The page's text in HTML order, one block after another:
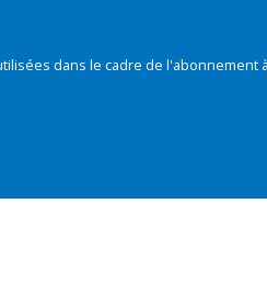
dans le cadre de l'abonnement